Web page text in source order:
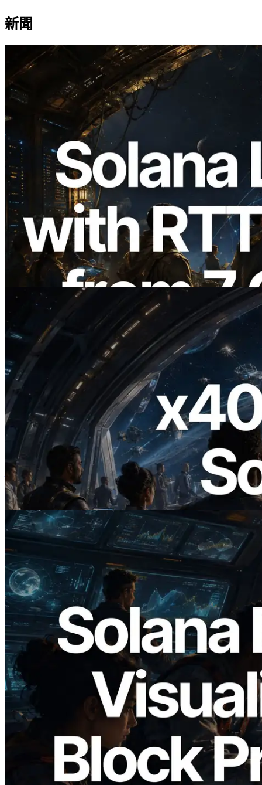
新聞
2026.08.05
ERPC 擴展 Solana Leader Slot API：新
增全球 7 個區域的 Ping 測量 —
Validators Information API 同步上線
2026.07.04
ERPC 發布支援 x402 支付的 Solana RPC
— AI Agent 按需為 API 付款的時代開啟
閱讀本文
2026.05.24
Validators Solutions 釋出 Solana Block
Analyzer — 以 slot 為單位視覺化區塊生
成時間與負責驗證者